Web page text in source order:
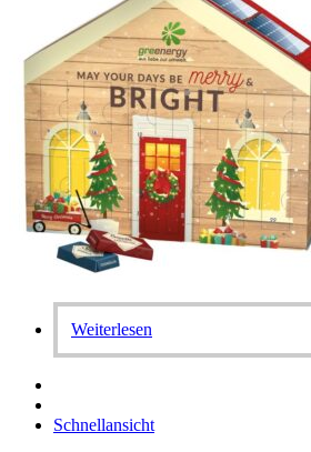
Weiterlesen
Schnellansicht